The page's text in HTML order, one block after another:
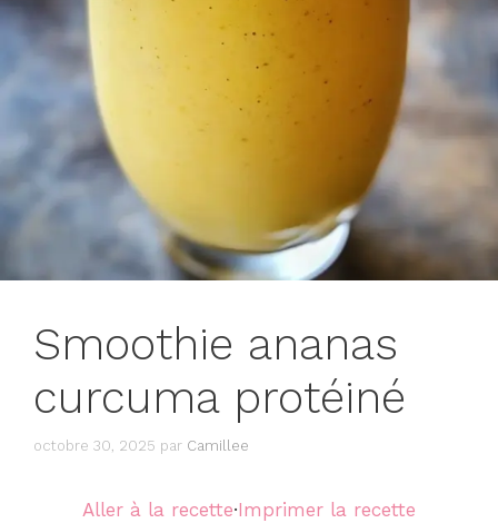
Smoothie ananas
curcuma protéiné
octobre 30, 2025 par Camillee
Aller à la recette·Imprimer la recette